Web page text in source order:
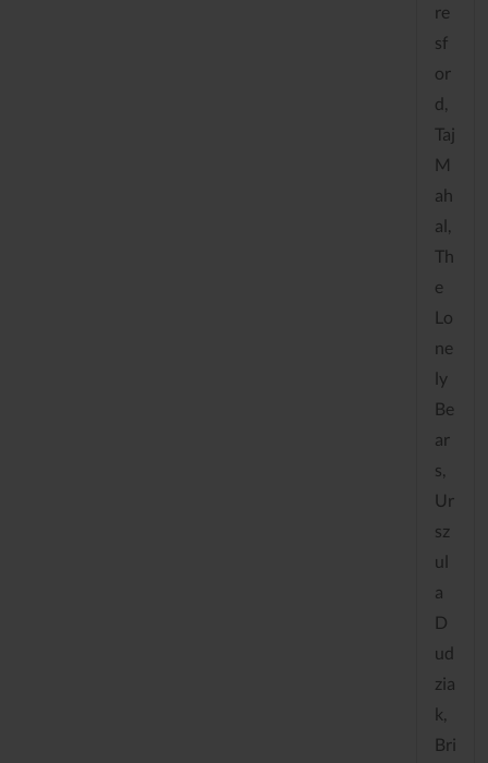
re
sf
or
d,
Taj
M
ah
al,
Th
e
Lo
ne
ly
Be
ar
s,
Ur
sz
ul
a
D
ud
zia
k,
Bri